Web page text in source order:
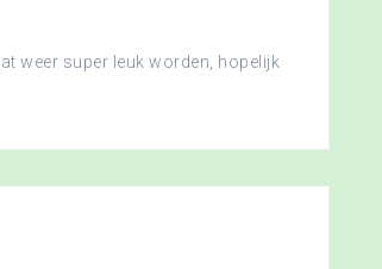
weer super leuk worden, hopelijk